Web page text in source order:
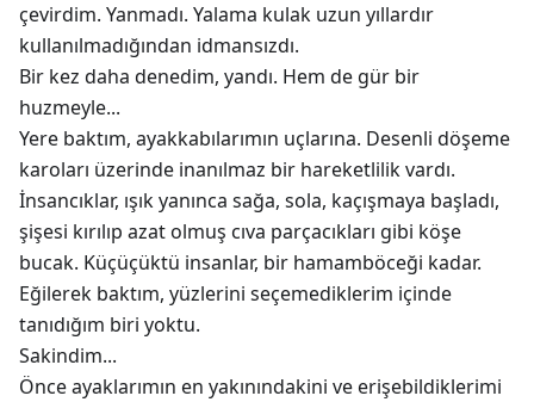
çevirdim. Yanmadı. Yalama kulak uzun yıllardır
kullanılmadığından idmansızdı.
Bir kez daha denedim, yandı. Hem de gür bir
huzmeyle...
Yere baktım, ayakkabılarımın uçlarına. Desenli döşeme
karoları üzerinde inanılmaz bir hareketlilik vardı.
İnsancıklar, ışık yanınca sağa, sola, kaçışmaya başladı,
şişesi kırılıp azat olmuş cıva parçacıkları gibi köşe
bucak. Küçüçüktü insanlar, bir hamamböceği kadar.
Eğilerek baktım, yüzlerini seçemediklerim içinde
tanıdığım biri yoktu.
Sakindim...
Önce ayaklarımın en yakınındakini ve erişebildiklerimi